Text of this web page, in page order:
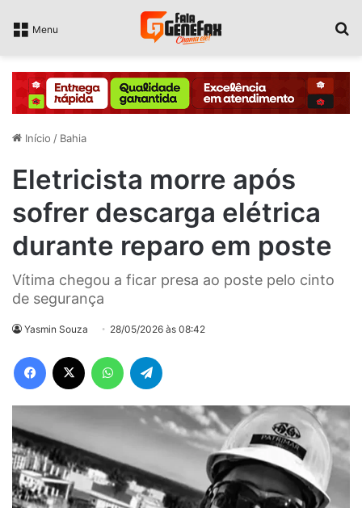
Menu
Início / Bahia
Eletricista morre após
sofrer descarga elétrica
durante reparo em poste
Vítima chegou a ficar presa ao poste pelo cinto
de segurança
Yasmin Souza 28/05/2026 às 08:42
Facebook WhatsApp